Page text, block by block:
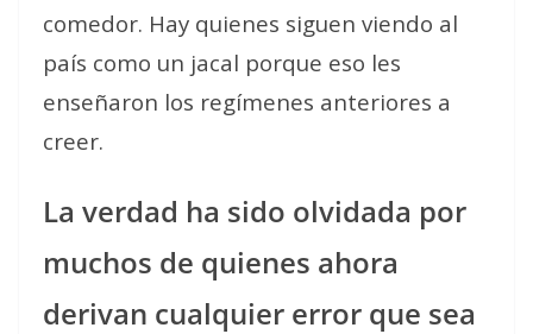
comedor. Hay quienes siguen viendo al
país como un jacal porque eso les
enseñaron los regímenes anteriores a
creer.
La verdad ha sido olvidada por
muchos de quienes ahora
derivan cualquier error que sea